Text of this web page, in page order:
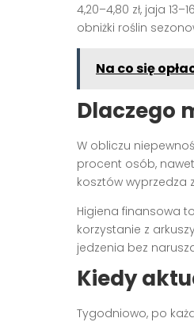
4,20–4,80 zł, jaja
obniżki roślin
Na co się
Dlaczego
W obliczu
procent osób,
kosztów wyprzedza
Higiena finansowa
korzystanie z
jedzenia bez
Kiedy
Tygodniowo, po